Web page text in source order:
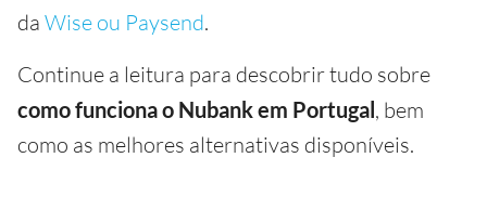
da Wise ou Paysend.
Continue a leitura para descobrir tudo sobre
como funciona o Nubank em Portugal, bem
como as melhores alternativas disponíveis.